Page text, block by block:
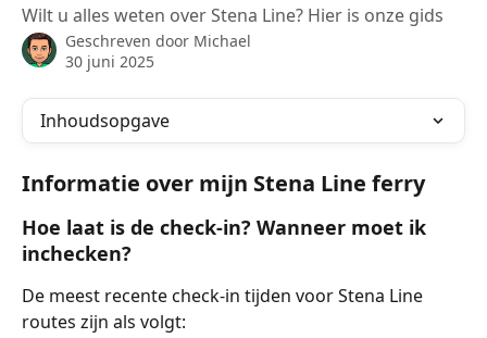
Wilt u alles weten over Stena Line? Hier is onze gids
Geschreven door Michael
30 juni 2025
Inhoudsopgave
Informatie over mijn Stena Line ferry
Hoe laat is de check-in? Wanneer moet ik
inchecken?
De meest recente check-in tijden voor Stena Line
routes zijn als volgt: